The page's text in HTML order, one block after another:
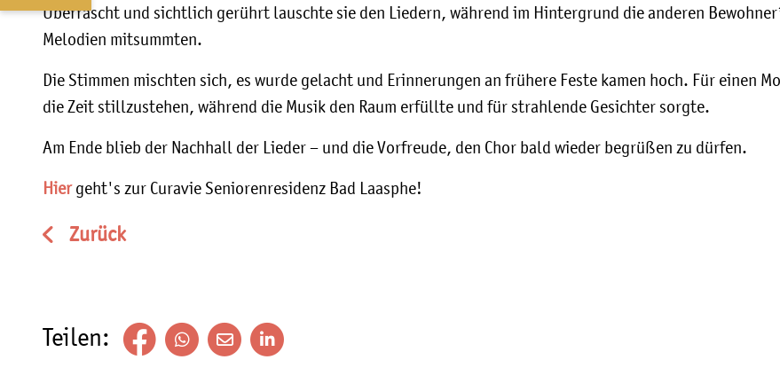
Überrascht und sichtlich gerührt lauschte sie den Liedern, während im Hintergrund die anderen
Melodien mitsummten.
Die Stimmen mischten sich, es wurde gelacht und Erinnerungen an frühere Feste kamen hoch. Für einen
die Zeit stillzustehen, während die Musik den Raum erfüllte und für strahlende Gesichter sorgte.
Am Ende blieb der Nachhall der Lieder – und die Vorfreude, den Chor bald wieder begrüßen zu dürfen.
Hiergeht's zur Curavie Seniorenresidenz Bad Laasphe!
Zurück
Teilen: